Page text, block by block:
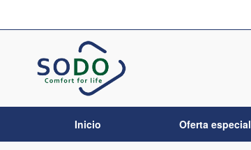
al
Inicio Oferta especial